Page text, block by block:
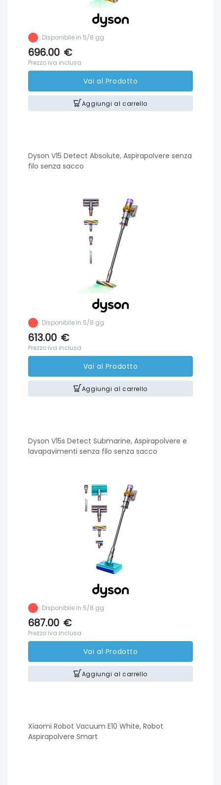
Disponibile in 5/8 gg
696.00 €
Prezzo iva inclusa
Vai al Prodotto
Aggiungi al carrello
Dyson V15 Detect Absolute, Aspirapolvere senza
filo senza sacco
Disponibile in 5/8 gg
613.00 €
Prezzo iva inclusa
Vai al Prodotto
Aggiungi al carrello
Dyson V15s Detect Submarine, Aspirapolvere e
lavapavimenti senza filo senza sacco
Disponibile in 5/8 gg
687.00 €
Prezzo iva inclusa
Vai al Prodotto
Aggiungi al carrello
Xiaomi Robot Vacuum E10 White, Robot
Aspirapolvere Smart